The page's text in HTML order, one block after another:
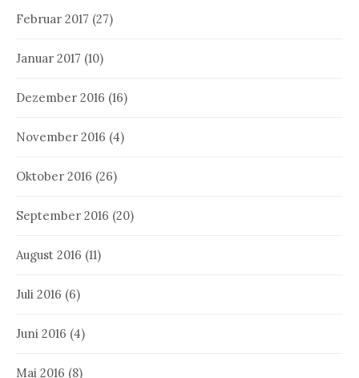
Februar 2017 (27)
Januar 2017 (10)
Dezember 2016 (16)
November 2016 (4)
Oktober 2016 (26)
September 2016 (20)
August 2016 (11)
Juli 2016 (6)
Juni 2016 (4)
Mai 2016 (8)